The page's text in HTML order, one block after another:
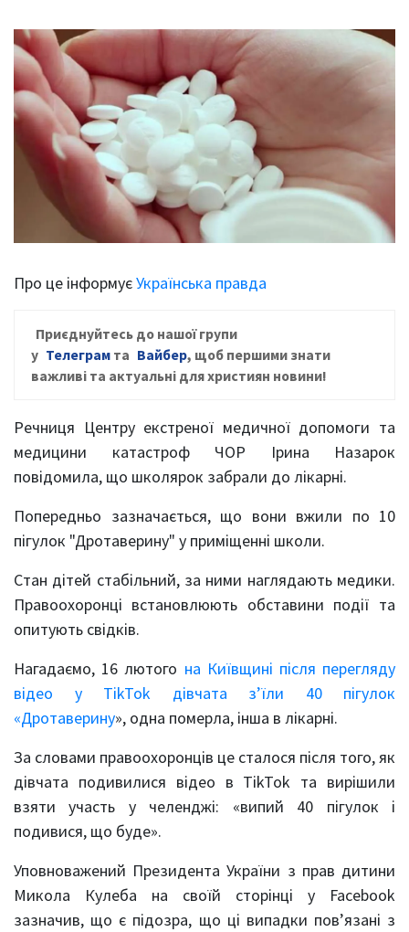
Про це інформуєУкраїнська правда
Приєднуйтесь до нашої групи
у Телеграм та Вайбер, щоб першими знати
важливі та актуальні для християн новини!
Речниця Центру екстреної медичної допомоги та
медицини катастроф ЧОР Ірина Назарок
повідомила, що школярок забрали до лікарні.
Попередньо зазначається, що вони вжили по 10
пігулок "Дротаверину" у приміщенні школи.
Стан дітей стабільний, за ними наглядають медики.
Правоохоронці встановлюють обставини події та
опитують свідків.
Нагадаємо, 16 лютого на Київщині після перегляду
відео у TikTok дівчата з’їли 40 пігулок
«Дротаверину», одна померла, інша в лікарні.
За словами правоохоронців це сталося після того, як
дівчата подивилися відео в TikTok та вирішили
взяти участь у челенджі: «випий 40 пігулок і
подивися, що буде».
Уповноважений Президента України з прав дитини
Микола Кулеба на своїй сторінці у Facebook
зазначив, що є підозра, що ці випадки пов’язані з